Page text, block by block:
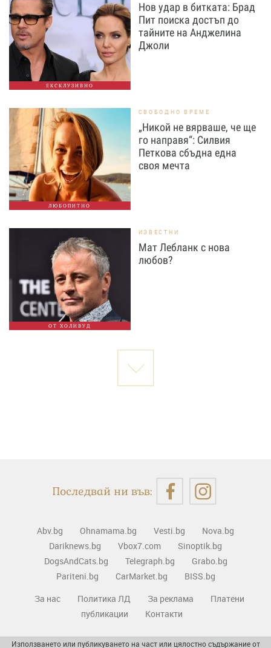
ЕКСКЛУЗИВНО
Нов удар в битката: Брад
Пит поиска достъп до
тайните на Анджелина
Джоли
ЛЮБОПИТНО
СВОБОДНО ВРЕМЕ
„Никой не вярваше, че ще
го направя“: Силвия
Петкова сбъдна една
своя мечта
ОТ ХОЛИВУД
ИЗВЕСТНИ
Мат Лебланк с нова
любов?
Последвай ни във:
Abv.bg Ohnamama.bg Vesti.bg
Nova.bg
Dariknews.bg
Vbox7.com
Sinoptik.bg
DogsAndCats.bg
Telegraph.bg
Grabo.bg
Pariteni.bg
CarMarket.bg
BISS.bg
За нас
Политика ЛД За реклама
Платени
публикации
Контакти
Използването или публикуването на част или цялостно съдържание от